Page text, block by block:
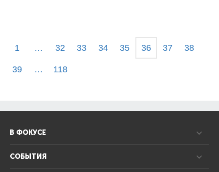
1 … 32 33 34 35 36 37 38
39 … 118
В ФОКУСЕ
СОБЫТИЯ